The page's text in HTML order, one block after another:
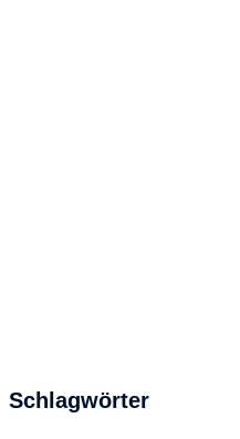
Schlagwörter